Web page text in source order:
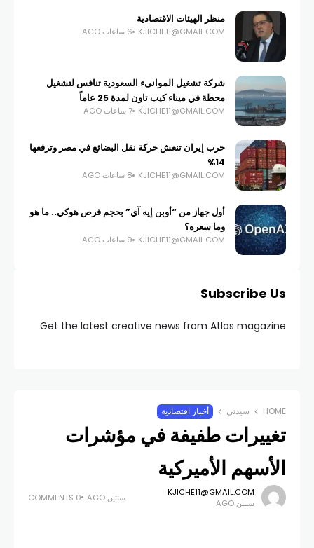
منظر الهيئات الاقتصادية
KJICHE11@GMAIL.COM 6 ساعات AGO
شركة تشغيل الموانىء السعودية تنافس لتشغيل
محطة في ميناء كيب تاون لمدة 25 عاماً
KJICHE11@GMAIL.COM 7 ساعات AGO
حرب إيران تنعش حركة نقل البضائع في مصر وترفعها
14%
KJICHE11@GMAIL.COM 8 ساعات AGO
أول جهاز من “أوبن إيه آي” بحجم قرص هوكي.. ما هو
وما سعره؟
KJICHE11@GMAIL.COM 9 ساعات AGO
Subscribe Us
Get the latest creative news from Atlas magazine
HOME سيدتي أخبار اقتصادية
تغييرات طفيفة في مؤشرات
الأسهم الأميركية
KJICHE11@GMAIL.COM
سنتين AGO
سنتين AGO 0 COMMENTS